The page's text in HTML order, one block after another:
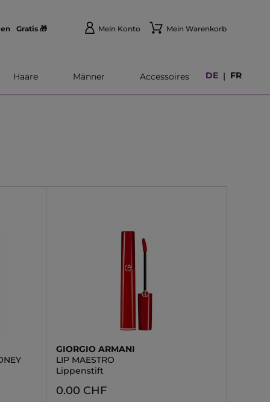
Gratis 🎁 Mein Konto Mein Warenkorb
DE | FR
Haare Männer Accessoires
GIORGIO ARMANI
LIP MAESTRO
Lippenstift
0.00 CHF